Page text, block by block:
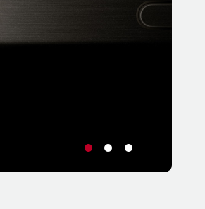
• • •